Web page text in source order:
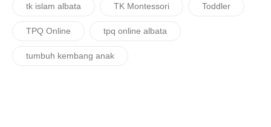
tk islam albata TK Montessori Toddler
TPQ Online tpq online albata
tumbuh kembang anak